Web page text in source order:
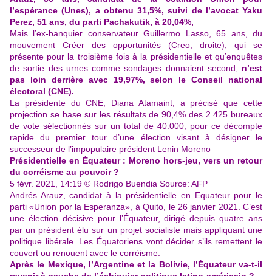
l’espérance (Unes), a obtenu 31,5%, suivi de l’avocat Yaku
Perez, 51 ans, du parti Pachakutik, à 20,04%,
Mais l’ex-banquier conservateur Guillermo Lasso, 65 ans, du
mouvement Créer des opportunités (Creo, droite), qui se
présente pour la troisième fois à la présidentielle et qu’enquêtes
de sortie des urnes comme sondages donnaient second,
n’est
pas loin derrière avec 19,97%, selon le Conseil national
électoral (CNE).
La présidente du CNE, Diana Atamaint, a précisé que cette
projection se base sur les résultats de 90,4% des 2.425 bureaux
de vote sélectionnés sur un total de 40.000, pour ce décompte
rapide du premier tour d’une élection visant à désigner le
successeur de l’impopulaire président Lenin Moreno
Présidentielle en Équateur : Moreno hors-jeu, vers un retour
du corréisme au pouvoir ?
5 févr. 2021, 14:19 © Rodrigo Buendia Source: AFP
Andrés Arauz, candidat à la présidentielle en Equateur pour le
parti «Union por la Esperanza», à Quito, le 26 janvier 2021. C’est
une élection décisive pour l’Équateur, dirigé depuis quatre ans
par un président élu sur un projet socialiste mais appliquant une
politique libérale. Les Équatoriens vont décider s’ils remettent le
couvert ou renouent avec le corréisme.
Après le Mexique, l’Argentine et la Bolivie, l’Équateur va-t-il